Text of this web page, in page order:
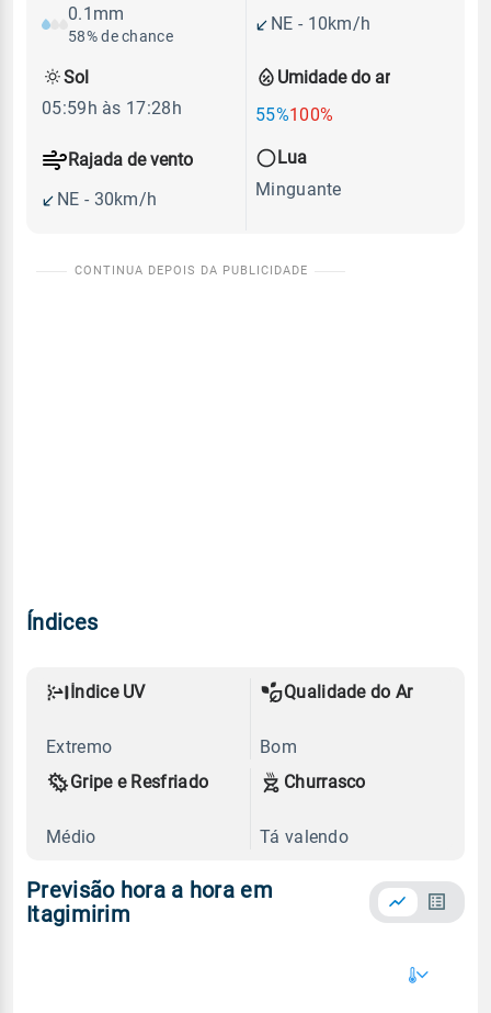
0.1mm
58% de chance
Umidade do ar
55%100%
NE - 10km/h
Rajada de vento
NE - 30km/h
Sol
05:59h às 17:28h
Lua
Minguante
Índices
Índice UV
Extremo
Qualidade do Ar
Bom
Gripe e Resfriado
Médio
Churrasco
Tá valendo
Previsão hora a hora em
Itagimirim